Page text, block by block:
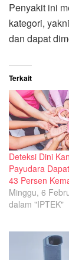
Penyakit ini
kategori,
dan dapat
Terkait
Deteksi Dini
Payudara
43 Persen
Minggu, 6
dalam "IPTEK"